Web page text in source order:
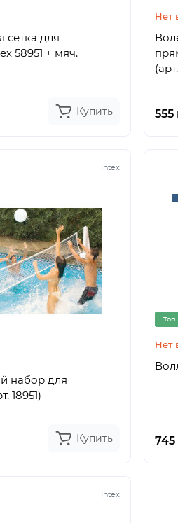
сетка для
58951 + мяч.
Купить
Нет
555
Intex
набор для
(арт. 18951)
Купить
Топ
Нет
745
Intex